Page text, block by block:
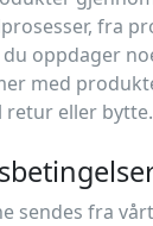
fra
du oppdager
med
eller bytte.
sendes fra